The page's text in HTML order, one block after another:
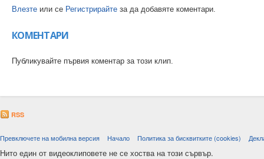
Влезте или се Регистрирайте за да добавяте коментари.
КОМЕНТАРИ
Публикувайте първия коментар за този клип.
RSS
Превключете на мобилна версия Начало Политика за бисквитките (cookies)
Нито един от видеоклиповете не се хоства на този сървър.